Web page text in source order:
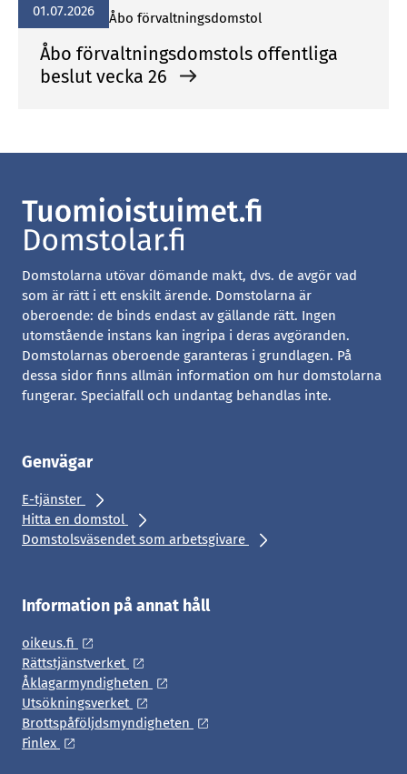
01.07.2026 Åbo förvaltningsdomstol
Åbo förvaltningsdomstols offentliga
beslut vecka 26
Domstolarna utövar dömande makt, dvs. de avgör vad
som är rätt i ett enskilt ärende. Domstolarna är
oberoende: de binds endast av gällande rätt. Ingen
utomstående instans kan ingripa i deras avgöranden.
Domstolarnas oberoende garanteras i grundlagen. På
dessa sidor finns allmän information om hur domstolarna
fungerar. Specialfall och undantag behandlas inte.
Genvägar
E-tjänster
Hitta en domstol
Domstolsväsendet som arbetsgivare
Information på annat håll
oikeus.fi
Rättstjänstverket
Åklagarmyndigheten
Utsökningsverket
Brottspåföljdsmyndigheten
Finlex